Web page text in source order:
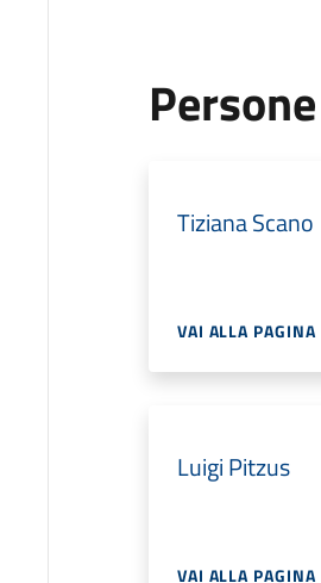
Tiziana Scano
VAI ALLA PAGINA
Luigi Pitzus
VAI ALLA PAGINA